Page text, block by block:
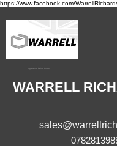
https://www.facebook.com/
Inglaterra, Reino Unido
WARRELL